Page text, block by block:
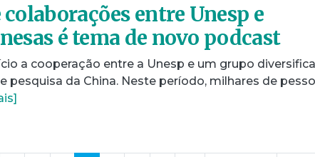
entre Unesp e
é tema de novo podcast
a cooperação entre a Unesp e um grupo
pesquisa da China. Neste período, milhares de